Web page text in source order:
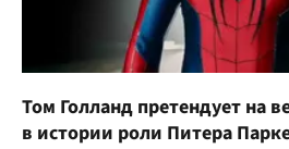
Том Голланд претендует на
в истории роли Питера